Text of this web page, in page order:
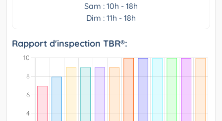
Sam : 10h - 18h
Dim : 11h - 18h
Rapport d'inspection TBR®: